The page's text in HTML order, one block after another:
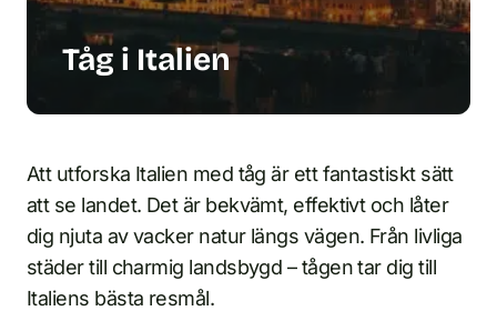
Tåg i Italien
Att utforska Italien med tåg är ett fantastiskt sätt
att se landet. Det är bekvämt, effektivt och låter
dig njuta av vacker natur längs vägen. Från livliga
städer till charmig landsbygd – tågen tar dig till
Italiens bästa resmål.